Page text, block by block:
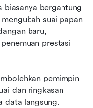
biasanya bergantung
suai papan
baru,
prestasi
pemimpin
dan ringkasan
data langsung.